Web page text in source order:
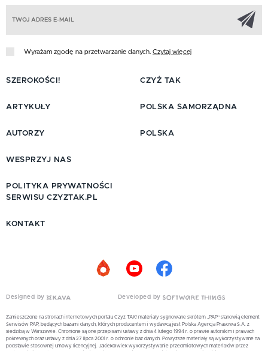
Wyrażam zgodę na przetwarzanie danych. Czytaj więcej
SZEROKOŚCI!
ARTYKUŁY
AUTORZY
CZYŻ TAK
POLSKA SAMORZĄDNA
POLSKA
WESPRZYJ NAS
POLITYKA PRYWATNOŚCI
SERWISU CZYZTAK.PL
KONTAKT
Designed by Developed by
Zamieszczone na stronach internetowych portalu Czyż TAK! materiały sygnowane skrótem „PAP” stanowią element
Serwisów PAP, będących bazami danych, których producentem i wydawcą jest Polska Agencja Prasowa S.A. z
siedzibą w Warszawie. Chronione są one przepisami ustawy z dnia 4 lutego 1994 r. o prawie autorskim i prawach
pokrewnych oraz ustawy z dnia 27 lipca 2001 r. o ochronie baz danych. Powyższe materiały są wykorzystywane na
podstawie stosownej umowy licencyjnej. Jakiekolwiek wykorzystywanie przedmiotowych materiałów przez